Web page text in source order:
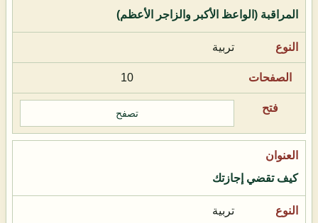
المراقبة (الواعظ الأكبر والزاجر الأعظم)
تربية
10
تصفح
كيف تقضي إجازتك
تربية